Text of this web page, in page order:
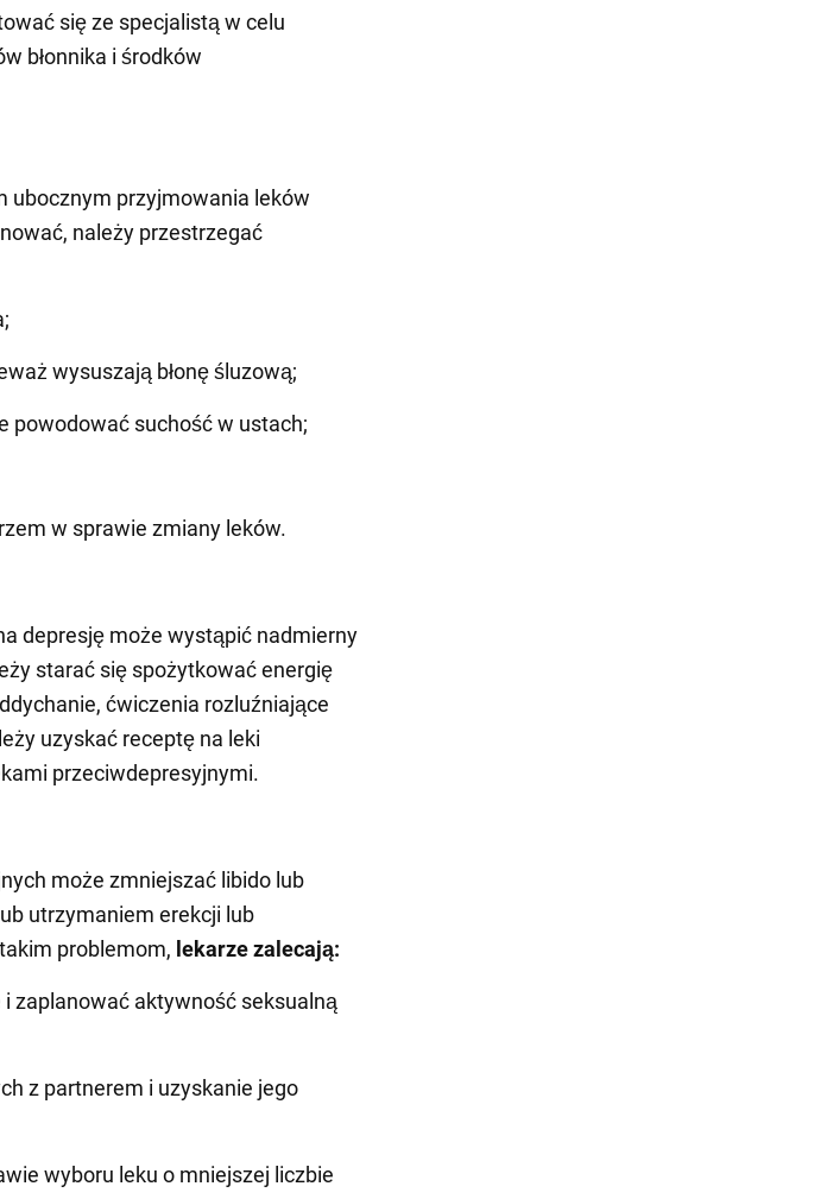
się ze specjalistą w celu
błonnika i środków
ubocznym przyjmowania leków
należy przestrzegać
wysuszają błonę śluzową;
powodować suchość w ustach;
w sprawie zmiany leków.
depresję może wystąpić nadmierny
starać się spożytkować energię
ćwiczenia rozluźniające
uzyskać receptę na leki
przeciwdepresyjnymi.
może zmniejszać libido lub
utrzymaniem erekcji lub
problemom, lekarze zalecają:
zaplanować aktywność seksualną
z partnerem i uzyskanie jego
wyboru leku o mniejszej liczbie